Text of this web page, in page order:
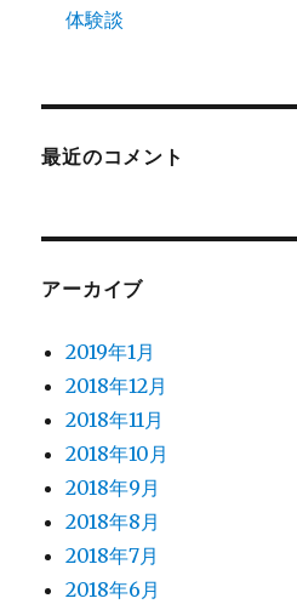
体験談
最近のコメント
アーカイブ
2019年1月
2018年12月
2018年11月
2018年10月
2018年9月
2018年8月
2018年7月
2018年6月